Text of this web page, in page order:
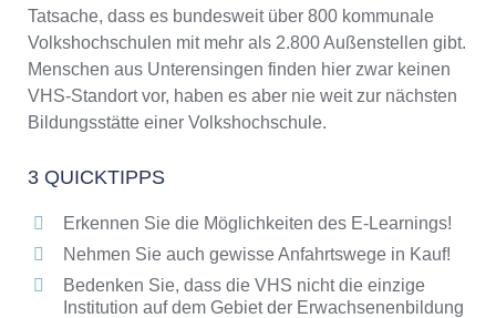
Online-Kurse: Pro und Contra
Online-Kurse als alternative Angebote zu
VHS-Kursen
Die VHS als Inbegriff der Erwachsenenbildung
Das bundesweite Netzwerk der
Abendschulen rund um Unterensingen
Bildungsangebote der VHS
Tatsache, dass es bundesweit über 800 kommunale
Volkshochschulen mit mehr als 2.800 Außenstellen gibt.
Menschen aus Unterensingen finden hier zwar keinen
VHS-Standort vor, haben es aber nie weit zur nächsten
Bildungsstätte einer Volkshochschule.
3 QUICKTIPPS
Erkennen Sie die Möglichkeiten des E-Learnings!
Nehmen Sie auch gewisse Anfahrtswege in Kauf!
Bedenken Sie, dass die VHS nicht die einzige
Institution auf dem Gebiet der Erwachsenenbildung